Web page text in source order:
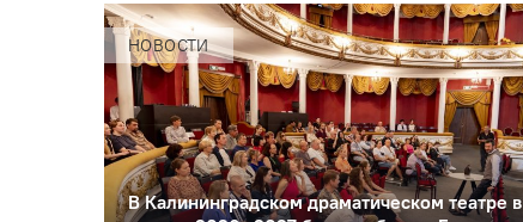
НОВОСТИ
В Калининградском драматическом театре в